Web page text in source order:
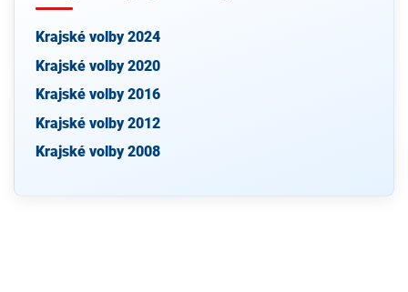
Krajské volby 2024
Krajské volby 2020
Krajské volby 2016
Krajské volby 2012
Krajské volby 2008